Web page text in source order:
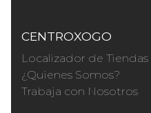
CENTROXOGO
Localizador de Tiendas
¿Quienes Somos?
Trabaja con Nosotros